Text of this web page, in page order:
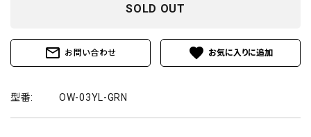
SOLD OUT
mail_outline お問い合わせ favorite
型番: OW-03YL-GRN